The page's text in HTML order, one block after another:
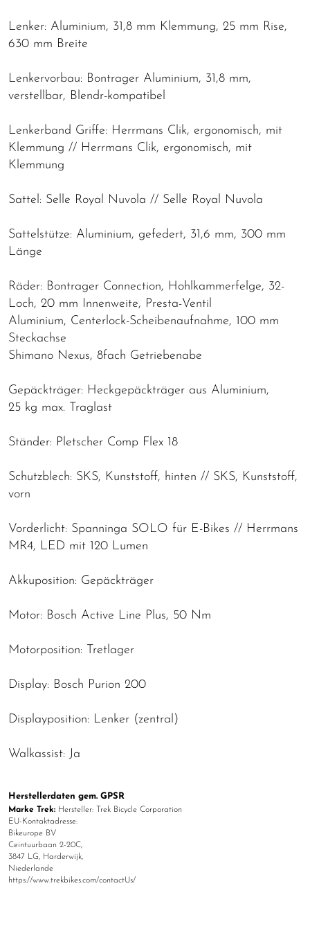
Lenker: Aluminium, 31,8 mm Klemmung, 25 mm Rise,
630 mm Breite
Lenkervorbau: Bontrager Aluminium, 31,8 mm,
verstellbar, Blendr-kompatibel
Lenkerband Griffe: Herrmans Clik, ergonomisch, mit
Klemmung // Herrmans Clik, ergonomisch, mit
Klemmung
Sattel: Selle Royal Nuvola // Selle Royal Nuvola
Sattelstütze: Aluminium, gefedert, 31,6 mm, 300 mm
Länge
Räder: Bontrager Connection, Hohlkammerfelge, 32-
Loch, 20 mm Innenweite, Presta-Ventil
Aluminium, Centerlock-Scheibenaufnahme, 100 mm
Steckachse
Shimano Nexus, 8fach Getriebenabe
Gepäckträger: Heckgepäckträger aus Aluminium,
25 kg max. Traglast
Ständer: Pletscher Comp Flex 18
Schutzblech: SKS, Kunststoff, hinten // SKS, Kunststoff,
vorn
Vorderlicht: Spanninga SOLO für E-Bikes // Herrmans
MR4, LED mit 120 Lumen
Akkuposition: Gepäckträger
Motor: Bosch Active Line Plus, 50 Nm
Motorposition: Tretlager
Display: Bosch Purion 200
Displayposition: Lenker (zentral)
Walkassist: Ja
Herstellerdaten gem. GPSR
Marke Trek: Hersteller: Trek Bicycle Corporation
EU-Kontaktadresse:
Bikeurope BV
Ceintuurbaan 2-20C,
3847 LG, Harderwijk,
Niederlande
https://www.trekbikes.com/contactUs/